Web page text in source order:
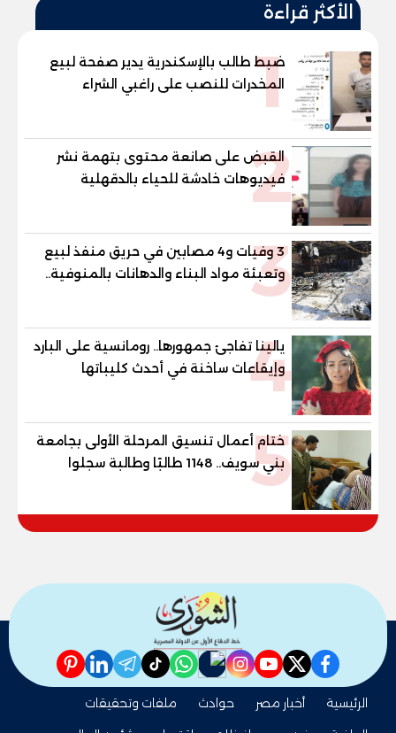
الأكثر قراءة
1
ضبط طالب بالإسكندرية يدير صفحة لبيع
المخدرات للنصب على راغبي الشراء
2
القبض على صانعة محتوى بتهمة نشر
فيديوهات خادشة للحياء بالدقهلية
3
3 وفيات و4 مصابين في حريق منفذ لبيع
وتعبئة مواد البناء والدهانات بالمنوفية..
والمحافظ يتابع من موقع الحادث
4
يالينا تفاجئ جمهورها.. رومانسية على البارد
وإيقاعات ساخنة في أحدث كليباتها
5
ختام أعمال تنسيق المرحلة الأولى بجامعة
بني سويف.. 1148 طالبًا وطالبة سجلوا
رغباتهم
facebook
twitter
youtube
instagram
nabd
whatsapp
tiktok
telegram
linkedin
pinterest
الرئيسية أخبار مصر حوادث
ملفات وتحقيقات